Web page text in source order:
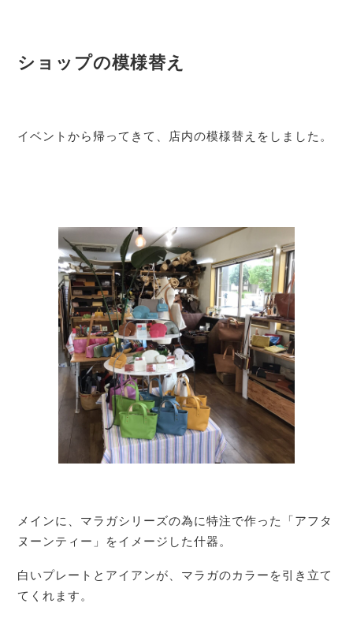
ショップの模様替え
イベントから帰ってきて、店内の模様替えをしました。
メインに、マラガシリーズの為に特注で作った「アフタ
ヌーンティー」をイメージした什器。
白いプレートとアイアンが、マラガのカラーを引き立て
てくれます。